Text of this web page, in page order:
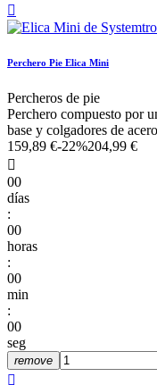

Perchero Pie Elica Mini
Percheros de pie
Perchero compuesto por
base y colgadores de
159,89 €-22%204,99 €

00
días
:
00
horas
:
00
min
:
00
seg
remove
